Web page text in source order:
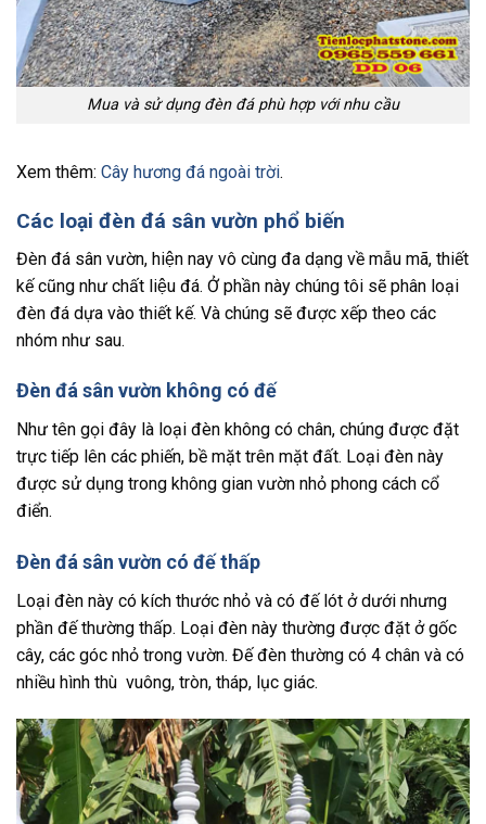
Mua và sử dụng đèn đá phù hợp với nhu cầu
Xem thêm: Cây hương đá ngoài trời.
Các loại đèn đá sân vườn phổ biến
Đèn đá sân vườn, hiện nay vô cùng đa dạng về mẫu mã, thiết
kế cũng như chất liệu đá. Ở phần này chúng tôi sẽ phân loại
đèn đá dựa vào thiết kế. Và chúng sẽ được xếp theo các
nhóm như sau.
Đèn đá sân vườn không có đế
Như tên gọi đây là loại đèn không có chân, chúng được đặt
trực tiếp lên các phiến, bề mặt trên mặt đất. Loại đèn này
được sử dụng trong không gian vườn nhỏ phong cách cổ
điển.
Đèn đá sân vườn có đế thấp
Loại đèn này có kích thước nhỏ và có đế lót ở dưới nhưng
phần đế thường thấp. Loại đèn này thường được đặt ở gốc
cây, các góc nhỏ trong vườn. Đế đèn thường có 4 chân và có
nhiều hình thù vuông, tròn, tháp, lục giác.